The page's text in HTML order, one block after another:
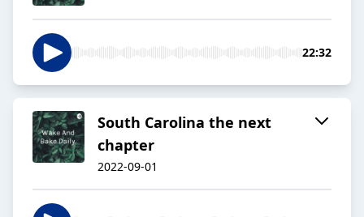
22:32
South Carolina the next
chapter
2022-09-01